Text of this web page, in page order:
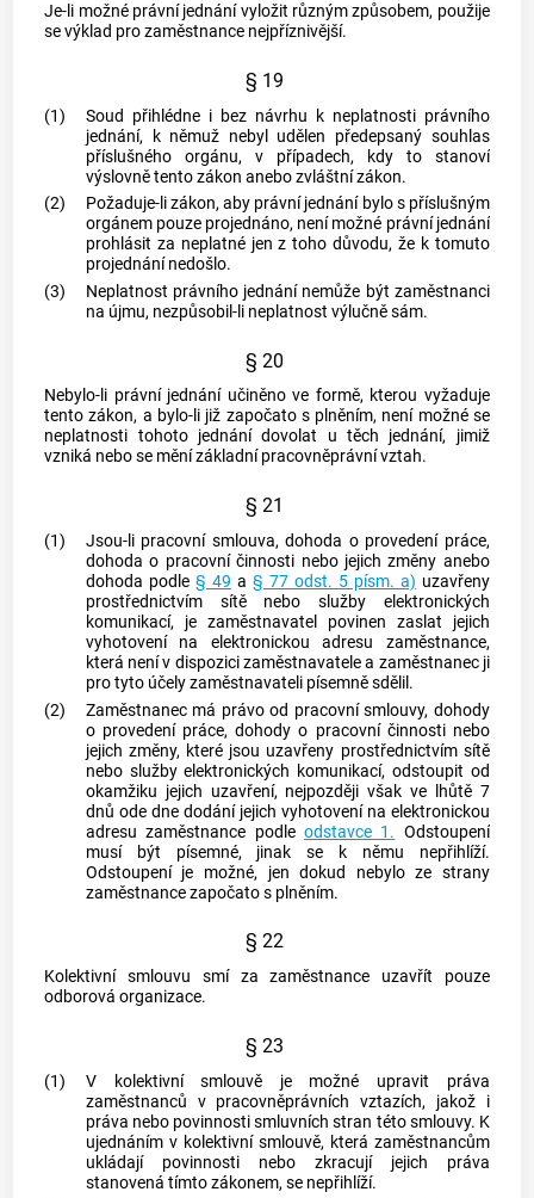
Je-li možné právní jednání vyložit různým způsobem, použije
se výklad prozaměstnance nejpříznivější.
§ 19
(1)
Soud přihlédne i bez návrhu k neplatnosti právního
jednání, k němuž nebyl udělen předepsaný souhlas
příslušného orgánu, v případech, kdy to stanoví
výslovně tento zákon anebo zvláštní zákon.
(2)
Požaduje-li zákon, aby právní jednání bylo s příslušným
orgánem pouze projednáno, není možné právní jednání
prohlásit za neplatné jen z toho důvodu, že k tomuto
projednánínedošlo.
(3)
Neplatnost právního jednání nemůže být zaměstnanci
na újmu, nezpůsobil-li neplatnost výlučně sám.
§ 20
Nebylo-li právní jednání učiněno ve formě, kterou vyžaduje
tento zákon, a bylo-li již započato s plněním, není možné se
neplatnosti tohoto jednání dovolat u těch jednání, jimiž
vzniká nebo se měnízákladní pracovněprávní vztah.
§ 21
(1)
Jsou-li pracovní smlouva, dohoda o provedení práce,
dohoda o pracovní činnosti nebo jejich změny anebo
dohoda podle § 49 a § 77 odst. 5 písm. a) uzavřeny
prostřednictvím sítě nebo služby elektronických
komunikací, je zaměstnavatel
povinen zaslat jejich
vyhotovení na elektronickou adresu zaměstnance,
která není v dispozicizaměstnavatelea zaměstnanecji
pro tyto účelyzaměstnavatelipísemně sdělil.
(2)
Zaměstnanecmá právo od pracovní smlouvy, dohody
o provedení práce, dohody o pracovní činnosti nebo
jejich změny, které jsou uzavřeny prostřednictvím sítě
nebo služby elektronických komunikací, odstoupit od
okamžiku jejich uzavření, nejpozději však ve lhůtě 7
dnů ode dne dodání jejich vyhotovení na elektronickou
adresuzaměstnance podleodstavce 1. Odstoupení
musí být písemné, jinak se k němu nepřihlíží.
Odstoupení je možné, jen dokud nebylo ze strany
zaměstnancezapočato s plněním.
§ 22
Kolektivní smlouvu smí za zaměstnance uzavřít pouze
odborová organizace.
§ 23
(1)
V kolektivní smlouvě je možné upravit práva
zaměstnanců v pracovněprávních vztazích, jakož i
práva nebo povinnosti smluvních stran této smlouvy. K
ujednáním v kolektivní smlouvě, která zaměstnancům
ukládají povinnosti nebo zkracují jejich práva
stanovená tímto zákonem, se nepřihlíží.